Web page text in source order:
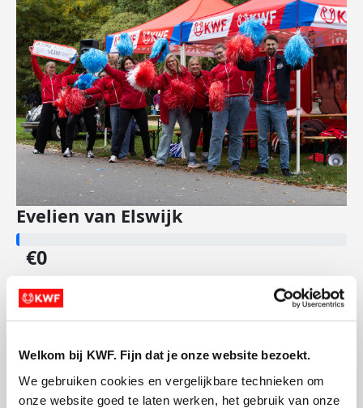
Welkom bij KWF. Fijn dat je onze website bezoekt.
We gebruiken cookies en vergelijkbare technieken om
onze website goed te laten werken, het gebruik van onze
Evelien van Elswijk
€0
Opgehaald